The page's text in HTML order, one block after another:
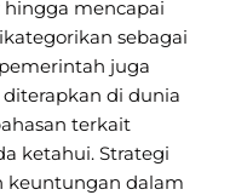
hingga mencapai
sebagai
juga
di dunia
terkait
ketahui. Strategi
keuntungan dalam